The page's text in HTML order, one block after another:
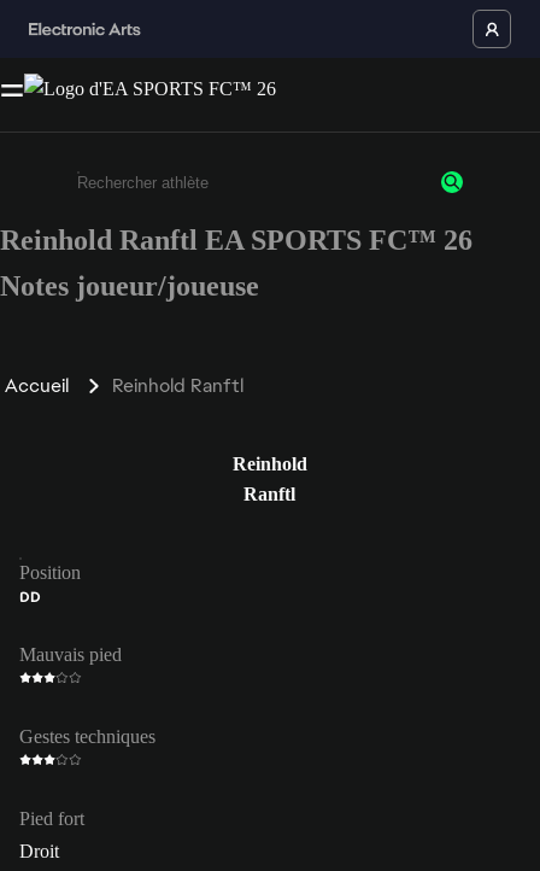
Saisissez au moins 3 caractères ou chiffres.
Reinhold Ranftl EA SPORTS FC™ 26
Notes joueur/joueuse
Accueil Reinhold Ranftl
Reinhold
Ranftl
Position
DD
Mauvais pied
Gestes techniques
Pied fort
Droit